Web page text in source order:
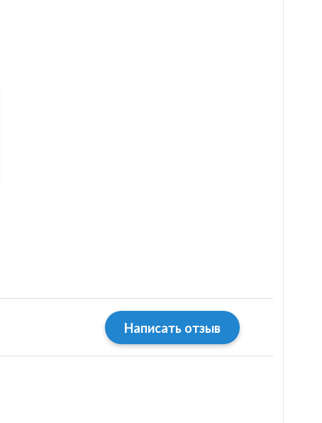
Написать отзыв